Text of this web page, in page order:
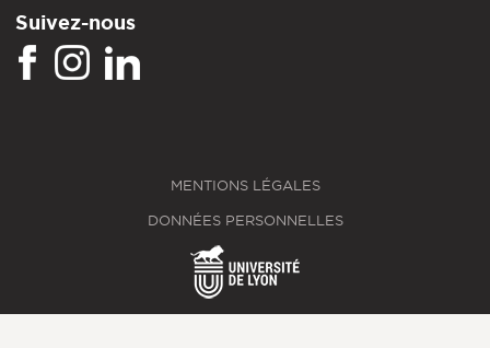
Suivez-nous
MENTIONS LÉGALES
DONNÉES PERSONNELLES